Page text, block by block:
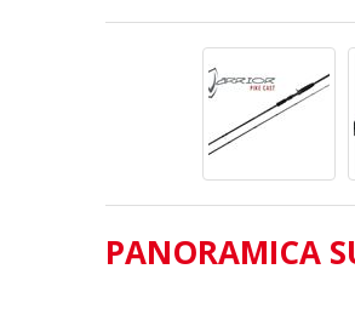
PANORAMICA